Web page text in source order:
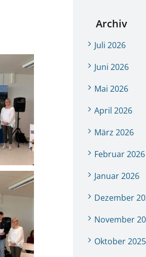
Archiv
Juli 2026
Juni 2026
Mai 2026
April 2026
März 2026
Februar 2026
Januar 2026
Dezember
November
Oktober 2025